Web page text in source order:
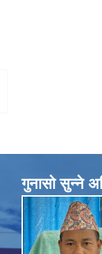
गुनासाे सुन्ने